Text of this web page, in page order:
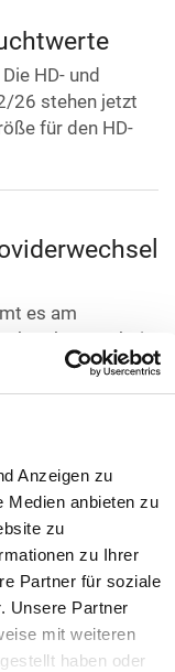
Anzeigen zu
Medien anbieten zu
zu
zu Ihrer
Partner für soziale
Unsere Partner
mit weiteren
haben oder
HD- und
26 stehen jetzt
für den HD-
es am
bei
27.02.2026
Verfügung.
sind jetzt